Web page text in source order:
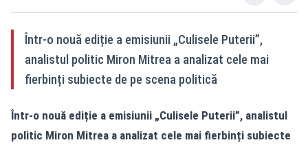
Într-o nouă ediție a emisiunii „Culisele Puterii”,
analistul politic Miron Mitrea a analizat cele mai
fierbinți subiecte de pe scena politică
Într-o nouă ediție a emisiunii „Culisele Puterii”, analistul
politic Miron Mitrea a analizat cele mai fierbinți subiecte